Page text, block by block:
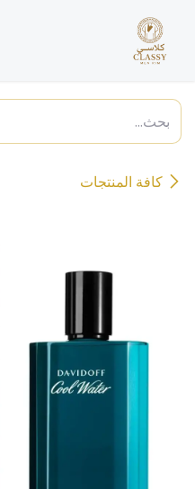
كافة المنتجات